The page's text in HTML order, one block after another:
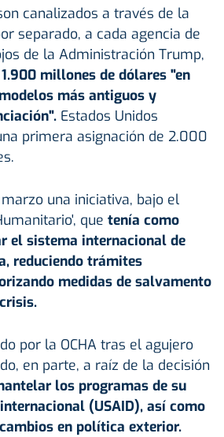
canalizados a través de la
separado, a cada agencia de
de la Administración Trump,
millones de dólares "en
más antiguos y
Estados Unidos
primera asignación de 2.000
marzo una iniciativa, bajo el
que tenía como
el sistema internacional de
reduciendo trámites
medidas de salvamento
por la OCHA tras el agujero
en parte, a raíz de la decisión
los programas de su
(USAID), así como
en política exterior.